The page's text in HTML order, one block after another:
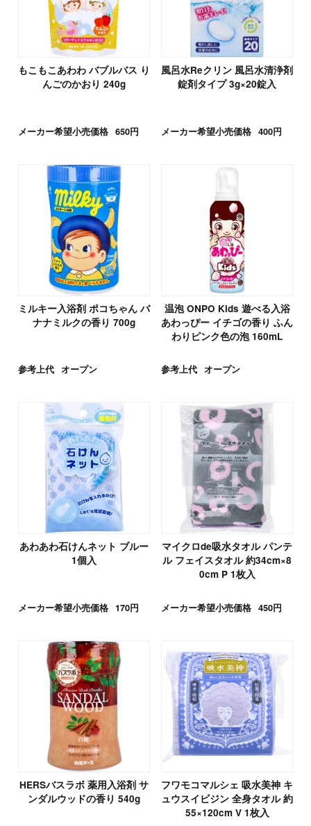
もこもこあわわ バブルバス り
んごのかおり 240g
メーカー希望小売価格 650円
風呂水Reクリン 風呂水清浄剤
錠剤タイプ 3g×20錠入
メーカー希望小売価格 400円
ミルキー入浴剤 ポコちゃん バ
ナナミルクの香り 700g
参考上代 オープン
温泡 ONPO Kids 遊べる入浴
あわっぴー イチゴの香り ふん
わりピンク色の泡 160mL
参考上代 オープン
あわあわ石けんネット ブルー
1個入
メーカー希望小売価格 170円
マイクロde吸水タオル パンテ
ル フェイスタオル 約34cm×8
0cm P 1枚入
メーカー希望小売価格 450円
HERSバスラボ 薬用入浴剤 サ
ンダルウッドの香り 540g
フワモコマルシェ 吸水美神 キ
ュウスイビジン 全身タオル 約
55×120cm V 1枚入